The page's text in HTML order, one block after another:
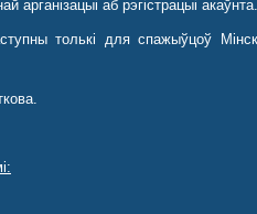
аб рэгістрацыі акаўнта.
толькі для спажыўцоў